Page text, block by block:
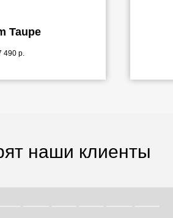
Taupe
490 р.
наши клиенты